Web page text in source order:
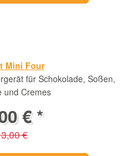
Mini Four
für Schokolade, Soßen,
und Cremes
€ *
€